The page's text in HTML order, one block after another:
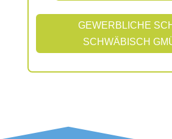
GEWERBLICHE
SCHWÄBISCH